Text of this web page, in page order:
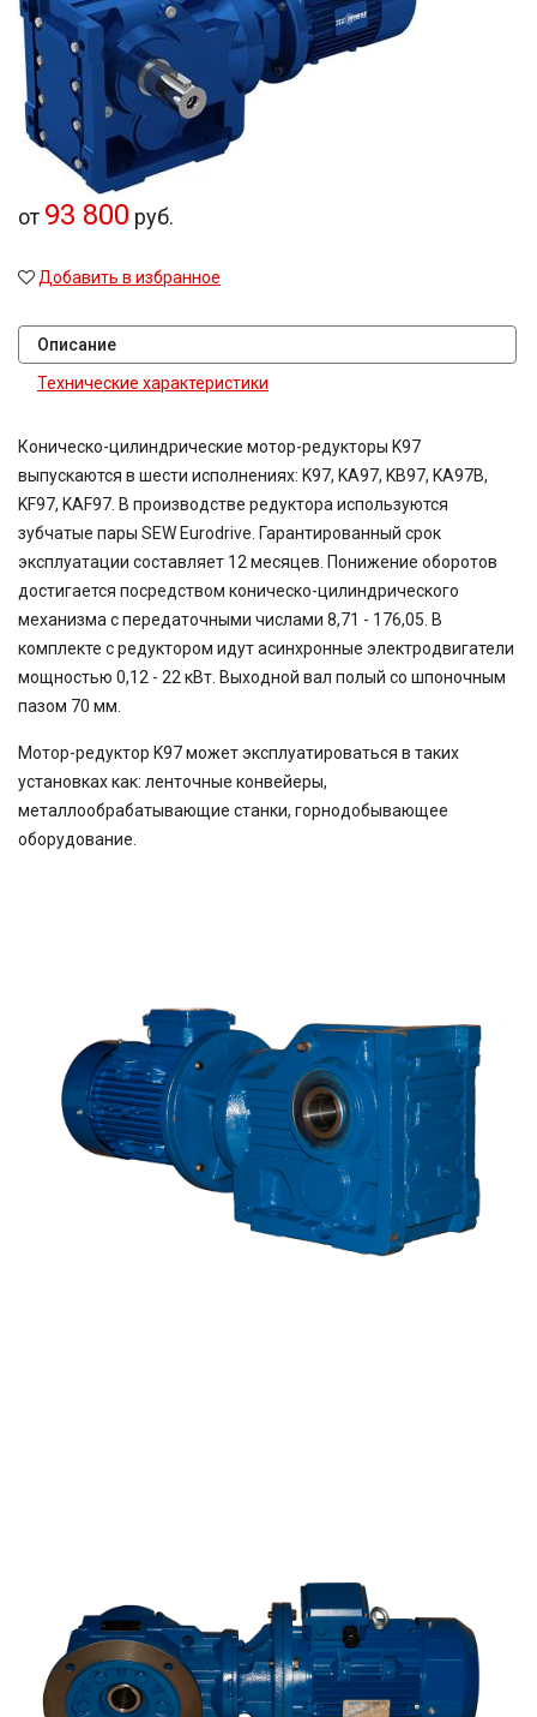
47,58
48,08
49,2
54,02
63
71
80,2
81,92
83,15
90,7
124,97
167,4
189
189,3
225
от 93 800 руб.
Добавить в избранное
Описание
Технические характеристики
Коническо-цилиндрические мотор-редукторы K97
выпускаются в шести исполнениях: K97, KA97, KB97, KA97B,
KF97, KAF97. В производстве редуктора используются
зубчатые пары SEW Eurodrive. Гарантированный срок
эксплуатации составляет 12 месяцев. Понижение оборотов
достигается посредством коническо-цилиндрического
механизма с передаточными числами 8,71 - 176,05. В
комплекте с редуктором идут асинхронные электродвигатели
мощностью 0,12 - 22 кВт. Выходной вал полый со шпоночным
пазом 70 мм.
Мотор-редуктор K97 может эксплуатироваться в таких
установках как: ленточные конвейеры,
металлообрабатывающие станки, горнодобывающее
оборудование.